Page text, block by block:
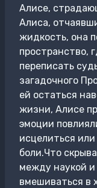
Алисе,
Алиса,
жидкость, она
пространство,
переписать
загадочного
ей остаться
жизни, Алисе
эмоции
исцелиться
боли.Что
между наукой
вмешиваться в